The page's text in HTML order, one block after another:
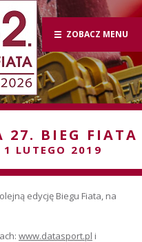
ZOBACZ MENU
27. BIEG FIATA
1 LUTEGO 2019
edycję Biegu Fiata, na
www.datasport.pl i